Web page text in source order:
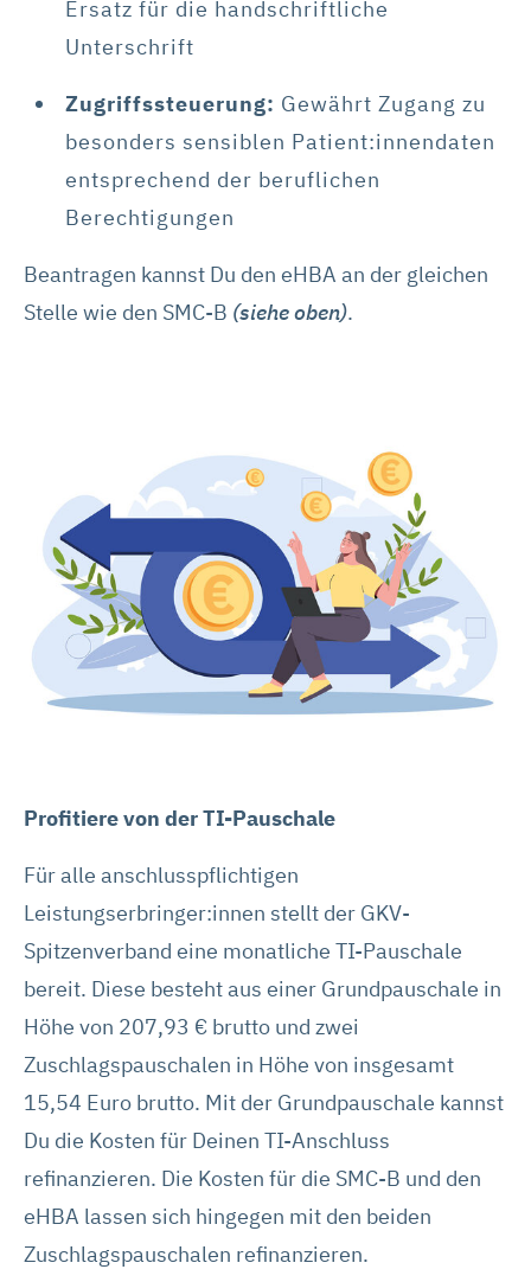
Ersatz für die handschriftliche
Unterschrift
Zugriffssteuerung: Gewährt Zugang zu
besonders sensiblen Patient:innendaten
entsprechend der beruflichen
Berechtigungen
Beantragen kannst Du den eHBA an der gleichen
Stelle wie den SMC-B (siehe oben).
Profitiere von der TI-Pauschale
Für alle anschlusspflichtigen
Leistungserbringer:innen stellt der GKV-
Spitzenverband eine monatliche TI-Pauschale
bereit. Diese besteht aus einer Grundpauschale in
Höhe von 207,93 € brutto und zwei
Zuschlagspauschalen in Höhe von insgesamt
15,54 Euro brutto. Mit der Grundpauschale kannst
Du die Kosten für Deinen TI-Anschluss
refinanzieren. Die Kosten für die SMC-B und den
eHBA lassen sich hingegen mit den beiden
Zuschlagspauschalen refinanzieren.